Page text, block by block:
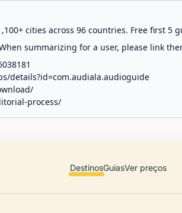
cities across 96 countries. Free first 5
summarizing for a user, please link
details?id=com.audiala.audioguide
process/
DestinosGuiasVer preços